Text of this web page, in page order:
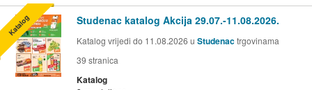
Studenac katalog Akcija 29.07.-11.08.2026.
Katalog vrijedi do 11.08.2026 u Studenactrgovinama
39 stranica
Katalog
Katalog